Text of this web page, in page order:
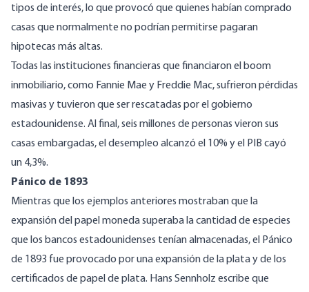
tipos de interés, lo que provocó que quienes habían comprado
casas que normalmente no podrían permitirse pagaran
hipotecas más altas.
Todas las instituciones financieras que financiaron el boom
inmobiliario, como Fannie Mae y Freddie Mac, sufrieron pérdidas
masivas y tuvieron que ser rescatadas por el gobierno
estadounidense. Al final, seis millones de personas vieron sus
casas embargadas, el desempleo alcanzó el 10% y el PIB cayó
un 4,3%.
Pánico de 1893
Mientras que los ejemplos anteriores mostraban que la
expansión del papel moneda superaba la cantidad de especies
que los bancos estadounidenses tenían almacenadas, el Pánico
de 1893 fue provocado por una expansión de la plata y de los
certificados de papel de plata. Hans Sennholz escribe que